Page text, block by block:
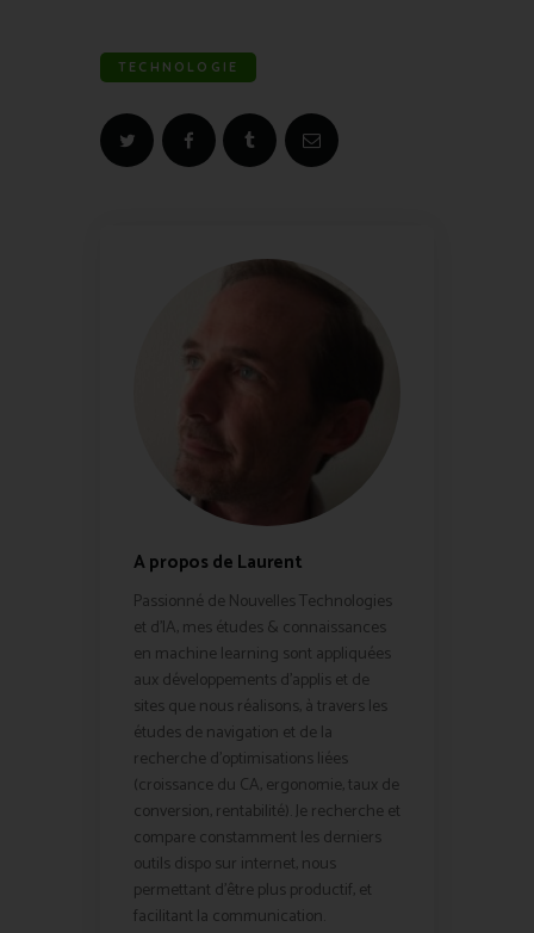
TECHNOLOGIE
A propos de Laurent
Passionné de Nouvelles Technologies
et d'IA, mes études & connaissances
en machine learning sont appliquées
aux développements d'applis et de
sites que nous réalisons, à travers les
études de navigation et de la
recherche d'optimisations liées
(croissance du CA, ergonomie, taux de
conversion, rentabilité). Je recherche et
compare constamment les derniers
outils dispo sur internet, nous
permettant d'être plus productif, et
facilitant la communication.